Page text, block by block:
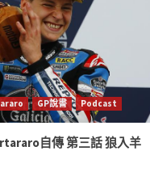
GP說書 Podcast
自傳 第三話 狼入羊